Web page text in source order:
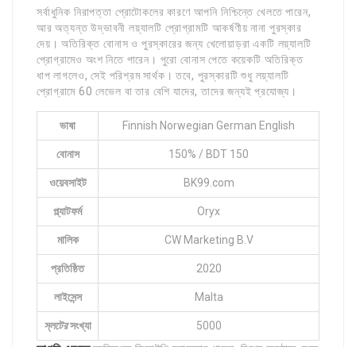
সর্বাধুনিক নিরাপত্তা প্রোটোকলের কারণে আপনি নিশ্চিন্তে খেলতে পারেন,
আর অত্যন্ত উদ্ভাবনী লয়্যালটি প্রোগ্রামটি আকর্ষণীয় নানা পুরস্কার
দেয়। অতিরিক্ত বোনাস ও পুরস্কারের জন্য খেলোয়াড়রা একটি লয়্যালটি
প্রোগ্রামেও অংশ নিতে পারেন। পুরো বোনাস পেতে কয়েকটি অতিরিক্ত
ধাপ লাগলেও, সেই পরিশ্রম সার্থক। তবে, পুরস্কারটি শুধু লয়্যালটি
প্রোগ্রামে 60 লেভেল বা তার বেশি যাদের, তাদের জন্যই প্রযোজ্য।
ভাষা Finnish Norwegian German English
বোনাস 150% / BDT 150
ওয়েবসাইট BK99.com
প্ল্যাটফর্ম Oryx
মালিক CW Marketing B.V
প্রতিষ্ঠিত 2020
লাইসেন্স Malta
স্লটেরসংখ্যা
5000